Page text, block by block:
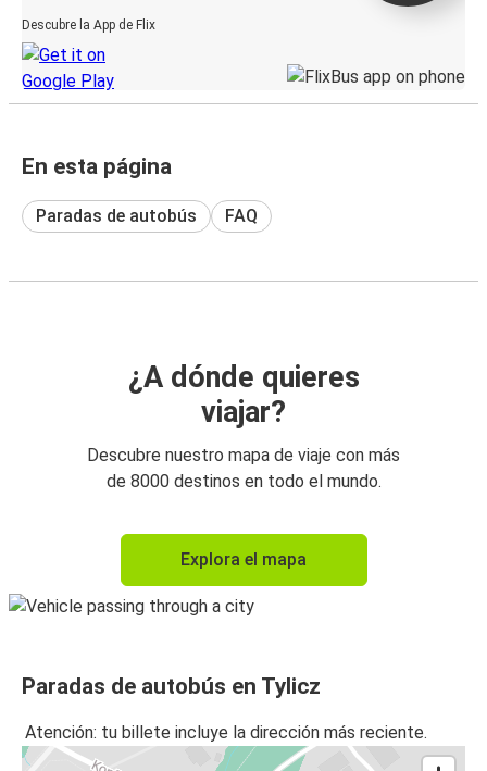
Descubre la App de Flix
En esta página
Paradas de autobús FAQ
¿A dónde quieres
viajar?
Descubre nuestro mapa de viaje con más
de 8000 destinos en todo el mundo.
Explora el mapa
Paradas de autobús en Tylicz
Atención: tu billete incluye la dirección más reciente.